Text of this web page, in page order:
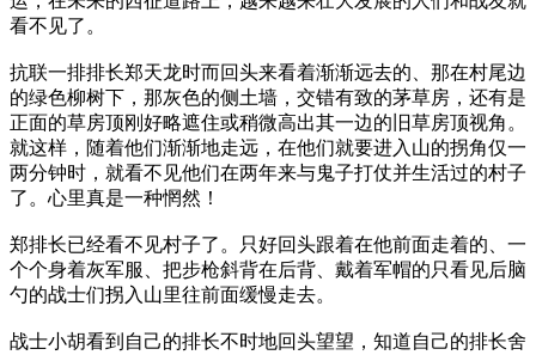
看不见了。
抗联一排排长郑天龙时而回头来看着渐渐远去的、那在村尾边
的绿色柳树下，那灰色的侧土墙，交错有致的茅草房，还有是
正面的草房顶刚好略遮住或稍微高出其一边的旧草房顶视角。
就这样，随着他们渐渐地走远，在他们就要进入山的拐角仅一
两分钟时，就看不见他们在两年来与鬼子打仗并生活过的村子
了。心里真是一种惘然！
郑排长已经看不见村子了。只好回头跟着在他前面走着的、一
个个身着灰军服、把步枪斜背在后背、戴着军帽的只看见后脑
勺的战士们拐入山里往前面缓慢走去。
战士小胡看到自己的排长不时地回头望望，知道自己的排长舍